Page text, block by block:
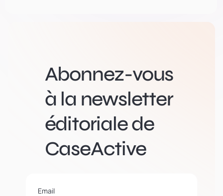
Abonnez-vous
à la newsletter
éditoriale de
CaseActive
Email